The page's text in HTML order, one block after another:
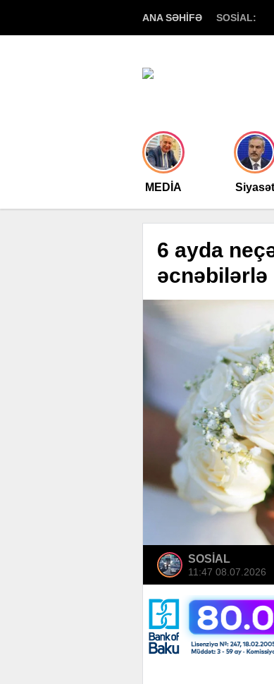
ANA SƏHİFƏ SOSİAL:
MEDİA Siyasət
6 ayda
əcnəbilərlə
SOSİAL
11:47 08.07.2026